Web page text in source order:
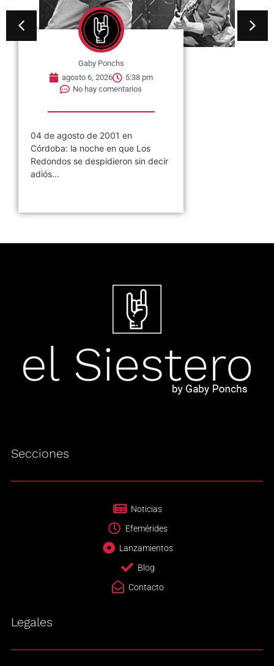
Gaby Ponchs
agosto 6, 2026
5:38 pm
No hay comentarios
04 de agosto de 2001 en
Córdoba: la noche en que Los
Redondos se despidieron sin decir
adiós...
Secciones
Noticias
Efemérides
Lanzamientos
Blog
Contacto
Legales